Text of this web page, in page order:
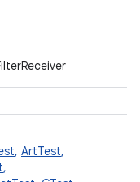
, ArtTest,
,